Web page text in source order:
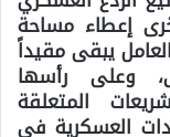
إعطاء مساحة
يبقى مقيداً
وعلى رأسها
المتعلقة
العسكرية في